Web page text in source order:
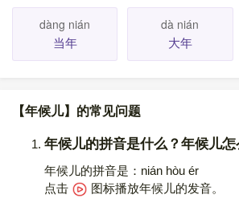
dàng nián
当年
dà nián
大年
【年候儿】的常见问题
年候儿的拼音是什么？年候儿怎
年候儿的拼音是：nián hòu ér
点击
图标播放年候儿的发音。